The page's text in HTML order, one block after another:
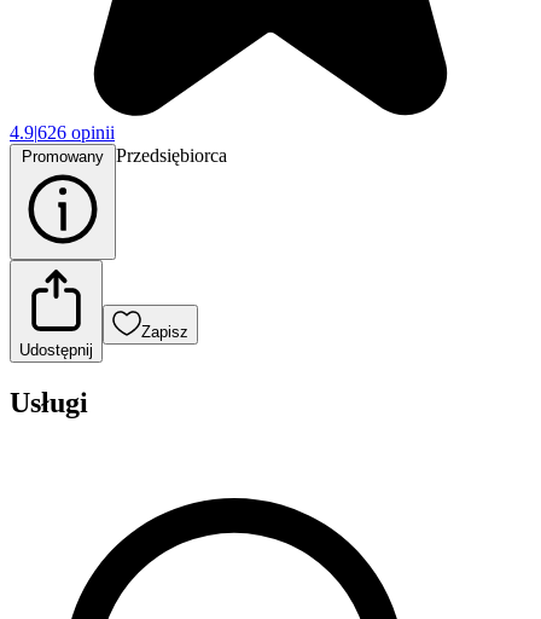
4.9|626 opinii
Przedsiębiorca
Udostępnij
Zapisz
Usługi